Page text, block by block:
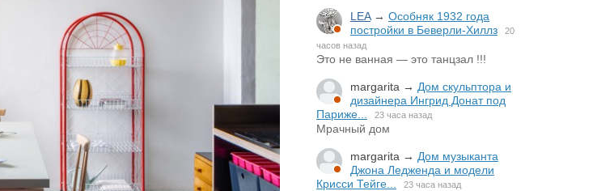
LEA→ Особняк 1932 года
постройки в Беверли-Хиллз
20
часов назад
Это не ванная — это танцзал !!!
margarita → Дом скульптора и
дизайнера Ингрид Донат под
Париже...
23 часа назад
Мрачный дом
margarita → Дом музыканта
Джона Ледженда и модели
Крисси Тейге...
23 часа назад